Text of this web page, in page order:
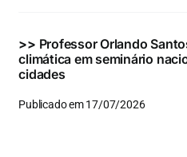
>> Professor Orlando
climática em seminário
cidades
Publicado em 17/07/2026